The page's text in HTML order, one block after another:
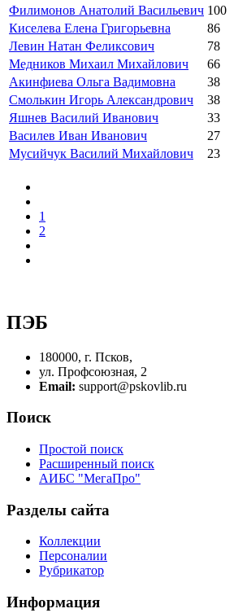
Филимонов Анатолий Васильевич 100
Киселева Елена Григорьевна
86
Левин Натан Феликсович
78
Медников Михаил Михайлович
66
Акинфиева Ольга Вадимовна
38
Смолькин Игорь Александрович
38
Яшнев Василий Иванович
33
Василев Иван Иванович
27
Мусийчук Василий Михайлович
23
1
2
ПЭБ
180000, г. Псков,
ул. Профсоюзная, 2
Email: support@pskovlib.ru
Поиск
Простой поиск
Расширенный поиск
АИБС "МегаПро"
Разделы сайта
Коллекции
Персоналии
Рубрикатор
Информация